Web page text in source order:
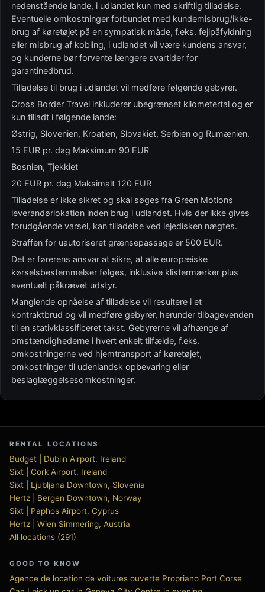
nedenstående lande, i udlandet kun med skriftlig tilladelse.
Eventuelle omkostninger forbundet med kundemisbrug/ikke-
brug af køretøjet på en sympatisk måde, f.eks. fejlpåfyldning
eller misbrug af kobling, i udlandet vil være kundens ansvar,
og kunderne bør forvente længere svartider for
garantinedbrud.
Tilladelse til brug i udlandet vil medføre følgende gebyrer.
Cross Border Travel inkluderer ubegrænset kilometertal og er
kun tilladt i følgende lande:
Østrig, Slovenien, Kroatien, Slovakiet, Serbien og Rumænien.
15 EUR pr. dag Maksimum 90 EUR
Bosnien, Tjekkiet
20 EUR pr. dag Maksimalt 120 EUR
Tilladelse er ikke sikret og skal søges fra Green Motions
leverandørlokation inden brug i udlandet. Hvis der ikke gives
forudgående varsel, kan tilladelse ved lejedisken nægtes.
Straffen for uautoriseret grænsepassage er 500 EUR.
Det er førerens ansvar at sikre, at alle europæiske
kørselsbestemmelser følges, inklusive klistermærker plus
eventuelt påkrævet udstyr.
Manglende opnåelse af tilladelse vil resultere i et
kontraktbrud og vil medføre gebyrer, herunder tilbagevenden
til en stativklassificeret takst. Gebyrerne vil afhænge af
omstændighederne i hvert enkelt tilfælde, f.eks.
omkostningerne ved hjemtransport af køretøjet,
omkostninger til udenlandsk opbevaring eller
beslaglæggelsesomkostninger.
RENTAL LOCATIONS
Budget | Dublin Airport, Ireland
Sixt | Cork Airport, Ireland
Sixt | Ljubljana Downtown, Slovenia
Hertz | Bergen Downtown, Norway
Sixt | Paphos Airport, Cyprus
Hertz | Wien Simmering, Austria
All locations (291)
GOOD TO KNOW
Agence de location de voitures ouverte Propriano Port Corse